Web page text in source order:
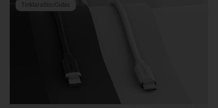
Tinklaraštis/Gidas